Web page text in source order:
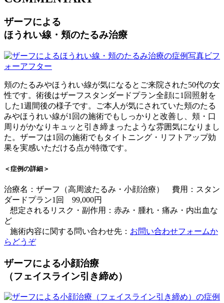
ザーフによる
ほうれい線・頬のたるみ治療
頬のたるみやほうれい線が気になるとご来院された50代の女
性です。術後はザーフスタンダードプラン全顔に1回照射を
した1週間後の様子です。ご本人が気にされていた頬のたる
みやほうれい線が1回の施術でもしっかりと改善し、頬・口
周りがかなりキュッと引き締まったような雰囲気になりまし
た。ザーフは1回の施術でもタイトニング・リフトアップ効
果を実感いただける点が特徴です。
＜症例の詳細＞
治療名：ザーフ（高周波たるみ・小顔治療） 費用：スタン
ダードプラン1回 99,000円
想定されるリスク・副作用：赤み・腫れ・痛み・内出血な
ど
施術内容に関する問い合わせ先： お問い合わせフォームか
らどうぞ
ザーフによる小顔治療
（フェイスライン引き締め）